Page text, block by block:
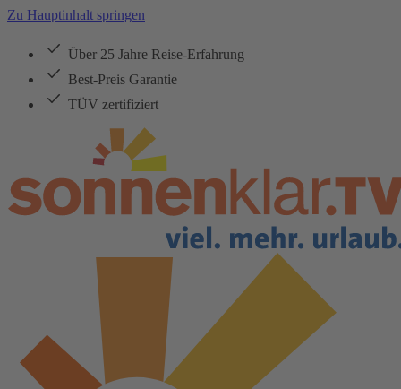
Zu Hauptinhalt springen
Über 25 Jahre Reise-Erfahrung
Best-Preis Garantie
TÜV zertifiziert